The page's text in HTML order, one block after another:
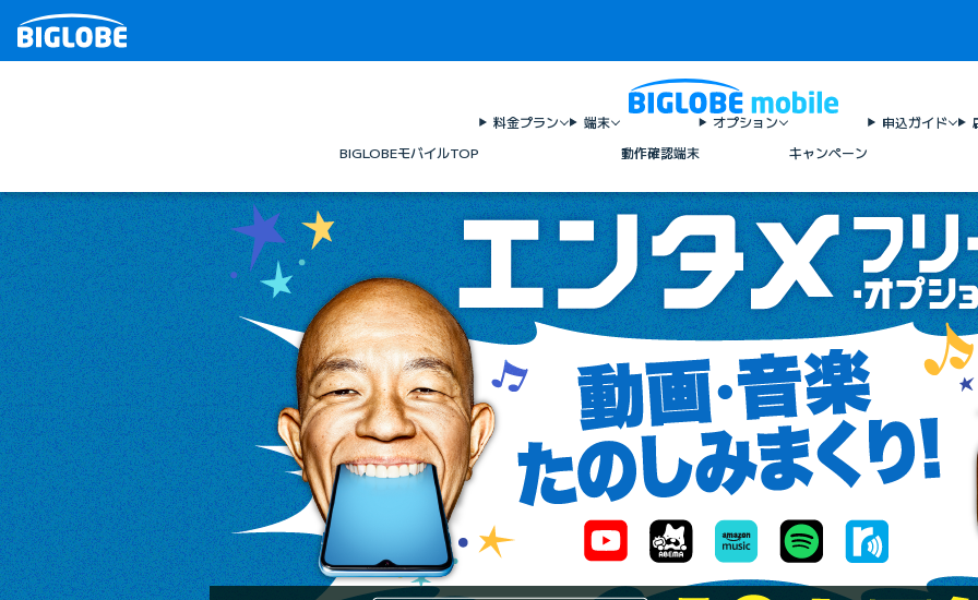
BIGLOBEモバイルTOP
料金プラン
端末
動作確認端末
オプション
キャンペーン
申込ガイド